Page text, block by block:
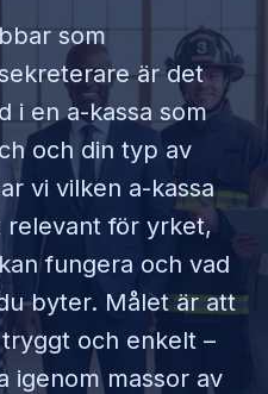
som
är det
i en a-kassa som
och din typ av
vi vilken a-kassa
relevant för yrket,
fungera och vad
byter. Målet är att
och enkelt –
igenom massor av